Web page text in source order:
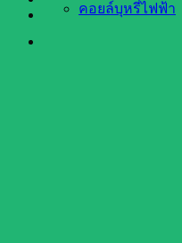
คอยล์บุหรี่ไฟฟ้า